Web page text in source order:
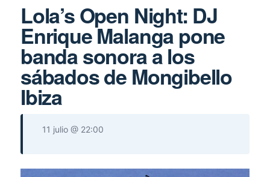
Lola’s Open Night: DJ
Enrique Malanga pone
banda sonora a los
sábados de Mongibello
Ibiza
11 julio @ 22:00